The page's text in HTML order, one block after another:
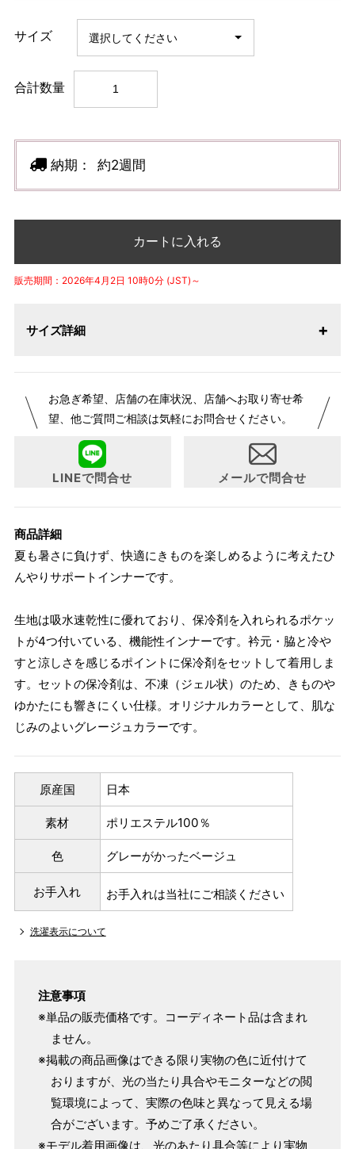
サイズ
合計数量
納期： 約2週間
カートに入れる
販売期間：2026年4月2日 10時0分 (JST)～
サイズ詳細
サイズ 身丈 身巾
LL 59cm 51cm
お急ぎ希望、店舗の在庫状況、店舗へお取り寄せ希
望、他ご質問ご相談は気軽にお問合せください。
LINEで問合せ メールで問合せ
商品詳細
夏も暑さに負けず、快適にきものを楽しめるように考えたひ
んやりサポートインナーです。
生地は吸水速乾性に優れており、保冷剤を入れられるポケッ
トが4つ付いている、機能性インナーです。衿元・脇と冷や
すと涼しさを感じるポイントに保冷剤をセットして着用しま
す。セットの保冷剤は、不凍（ジェル状）のため、きものや
ゆかたにも響きにくい仕様。オリジナルカラーとして、肌な
じみのよいグレージュカラーです。
原産国 日本
素材 ポリエステル100％
色 グレーがかったベージュ
お手入れ お手入れは当社にご相談ください
洗濯表示について
注意事項
※単品の販売価格です。コーディネート品は含まれ
ません。
※掲載の商品画像はできる限り実物の色に近付けて
おりますが、光の当たり具合やモニターなどの閲
覧環境によって、実際の色味と異なって見える場
合がございます。予めご了承ください。
※モデル着用画像は、光のあたり具合等により実物